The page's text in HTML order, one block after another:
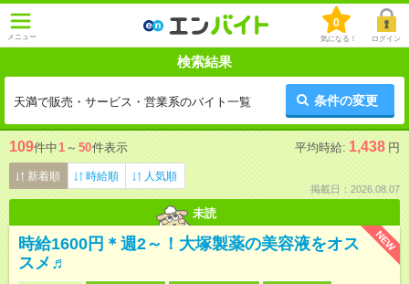
メニュー
0
気になる！ ログイン
検索結果
天満で販売・サービス・営業系のバイト一覧 条件の変更
109件中1 ～ 50件表示 平均時給: 1,438 円
新着順 時給順 人気順
掲載日：2026.08.07
未読
NEW
時給1600円＊週2～！大塚製薬の美容液をオス
スメ♬